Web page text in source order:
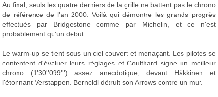
Au final, seuls les quatre derniers de la grille ne battent pas le chrono
de référence de l'an 2000. Voilà qui démontre les grands progrès
effectués par Bridgestone comme par Michelin, et ce n'est
probablement qu'un début...
Le warm-up se tient sous un ciel couvert et menaçant. Les pilotes se
contentent d'évaluer leurs réglages et Coulthard signe un meilleur
chrono (1'30''099''') assez anecdotique, devant Häkkinen et
l'étonnant Verstappen. Bernoldi détruit son Arrows contre un mur.